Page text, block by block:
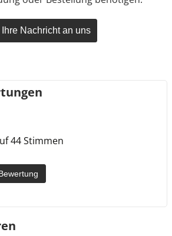
Ihre Nachricht an uns
von 5
44 Stimmen